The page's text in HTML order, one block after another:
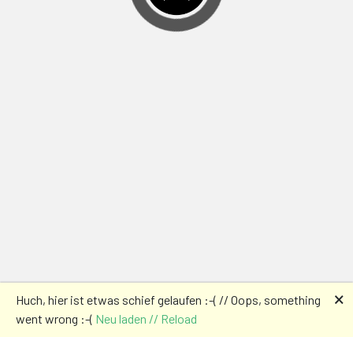
Huch, hier ist etwas schief gelaufen :-( // Oops, something
went wrong :-( Neu laden // Reload
🗙